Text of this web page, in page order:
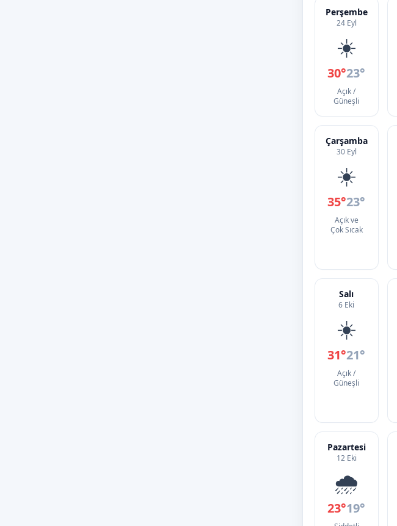
Perşembe
24 Eyl
☀️
30°23°
Açık /
Güneşli
Çarşamba
30 Eyl
☀️
35°23°
Açık ve
Çok Sıcak
Salı
6 Eki
☀️
31°21°
Açık /
Güneşli
Pazartesi
12 Eki
🌧️
23°19°